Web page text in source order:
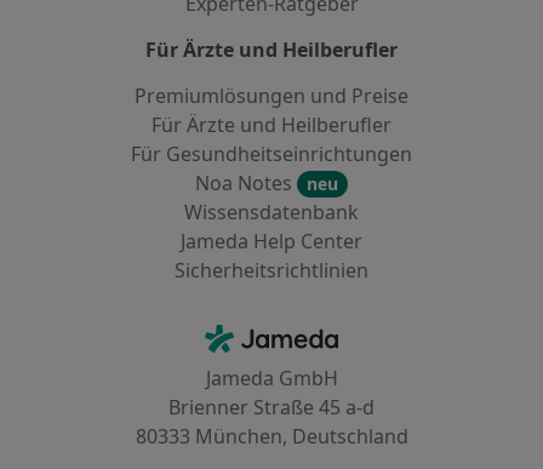
Für Ärzte und Heilberufler
Premiumlösungen und Preise
Für Ärzte und Heilberufler
Für Gesundheitseinrichtungen
Noa Notes
neu
Wissensdatenbank
Jameda Help Center
Sicherheitsrichtlinien
Jameda - Startseite
Jameda GmbH
Brienner Straße 45 a-d
80333 München, Deutschland